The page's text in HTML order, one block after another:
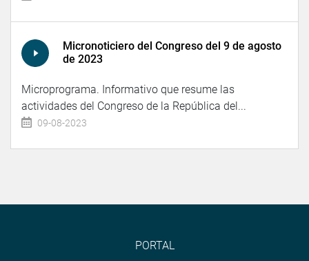
Micronoticiero del Congreso del 9 de agosto
de 2023
Microprograma. Informativo que resume las
actividades del Congreso de la República del...
09-08-2023
PORTAL